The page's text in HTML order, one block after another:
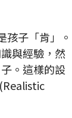
子「肯」。
與經驗，然
。這樣的設